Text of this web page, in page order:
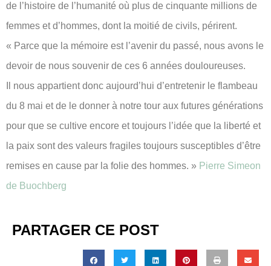
de l’histoire de l’humanité où plus de cinquante millions de
femmes et d’hommes, dont la moitié de civils, périrent.
« Parce que la mémoire est l’avenir du passé, nous avons le
devoir de nous souvenir de ces 6 années douloureuses.
Il nous appartient donc aujourd’hui d’entretenir le flambeau
du 8 mai et de le donner à notre tour aux futures générations
pour que se cultive encore et toujours l’idée que la liberté et
la paix sont des valeurs fragiles toujours susceptibles d’être
remises en cause par la folie des hommes. » Pierre Simeon
de Buochberg
PARTAGER CE POST